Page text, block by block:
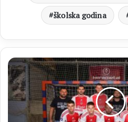
školska godina
FINALE
LIGE
HERCEGOVINE
Donji
Hamzići
večeras